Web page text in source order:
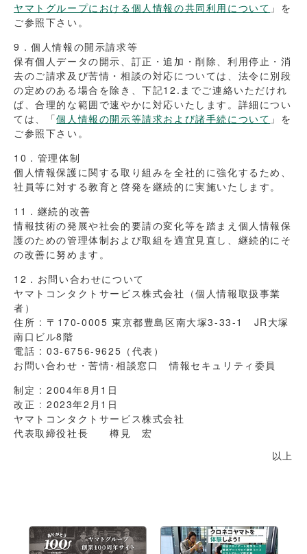
ヤマトグループにおける個人情報の共同利用について 」を
ご参照下さい。
9．個人情報の開示請求等
保有個人データの開示、訂正・追加・削除、利用停止・消
去のご請求及び苦情・相談の対応については、法令に別段
の定めのある場合を除き、下記12.までご連絡いただけれ
ば、合理的な範囲で速やかに対応いたします。詳細につい
ては、「個人情報の開示等請求および諸手続について 」を
ご参照下さい。
10．管理体制
個人情報保護に関する取り組みを全社的に強化するため、
社員等に対する教育と啓発を継続的に実施いたします。
11．継続的改善
情報技術の発展や社会的要請の変化等を踏まえ個人情報保
護のための管理体制および取組を適宜見直し、継続的にそ
の改善に努めます。
12．お問い合わせについて
ヤマトコンタクトサービス株式会社（個人情報取扱事業
者）
住所 : 〒170-0005 東京都豊島区南大塚3-33-1 JR大塚
南口ビル8階
電話 : 03-6756-9625（代表）
お問い合わせ・苦情･相談窓口 情報セキュリティ委員
制定 : 2004年8月1日
改正 : 2023年2月1日
ヤマトコンタクトサービス株式会社
代表取締役社長 樽見 宏
以上